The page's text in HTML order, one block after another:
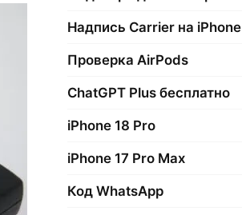
Надпись Carrier на iPhone
Проверка AirPods
ChatGPT Plus бесплатно
iPhone 18 Pro
iPhone 17 Pro Max
Код WhatsApp